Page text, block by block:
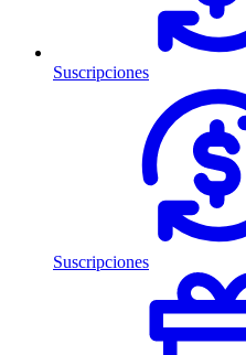
Suscripciones
Suscripciones